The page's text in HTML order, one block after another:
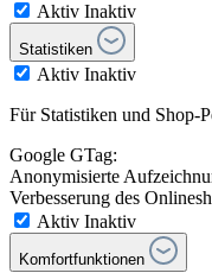
Aktiv Inaktiv
Statistiken
Aktiv Inaktiv
Für Statistiken und Shop-
Google GTag:
Anonymisierte
Verbesserung des
Aktiv Inaktiv
Komfortfunktionen